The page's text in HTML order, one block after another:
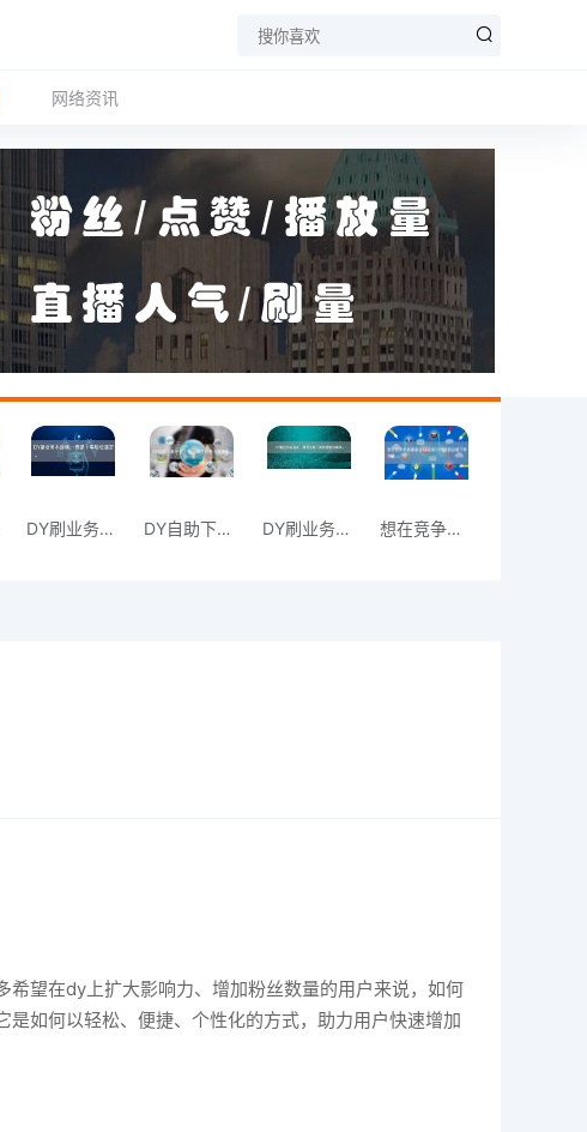
网络资讯
DY刷业务不烦恼，自助下单轻松搞定。 DY自助下单平台上线，助力业务飞速增长。 DY刷业务新风尚：享受自助下单的便捷与高 想在竞争中脱颖而出？试试DY平台的自助下
望在dy上扩大影响力、增加粉丝数量的用户来说，如何
如何以轻松、便捷、个性化的方式，助力用户快速增加